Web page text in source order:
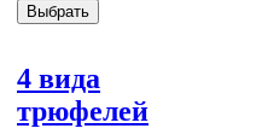
4 вида
трюфелей